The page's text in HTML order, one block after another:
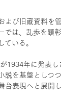
よび旧蔵資料を
では、乱歩を顕
いる。
1934年に発表
説を基盤としつ
台表現へと展開